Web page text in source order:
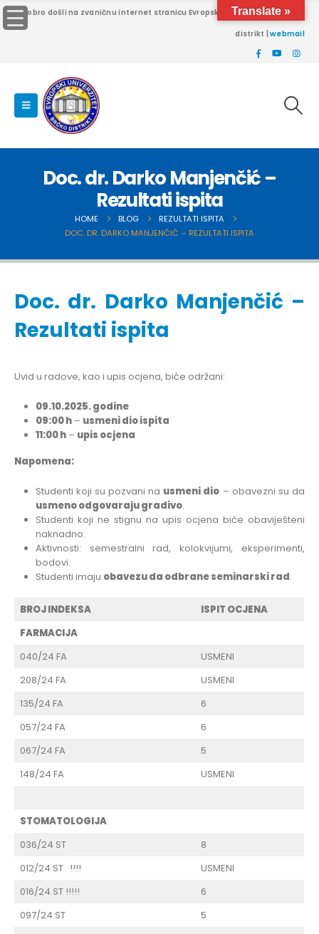
Dobro došli na zvaničnu internet stranicu Evropskog univerziteta Brčko
distrikt |webmail
Doc. dr. Darko Manjenčić –
Rezultati ispita
HOME BLOG
REZULTATI ISPITA
DOC. DR. DARKO MANJENČIĆ – REZULTATI ISPITA
Doc. dr. Darko Manjenčić –
Rezultati ispita
Uvid u radove, kao i upis ocjena, biće održani:
09.10.2025. godine
09:00 h– usmeni dio ispita
11:00 h– upis ocjena
Napomena:
Studenti koji su pozvani na usmeni dio – obavezni su da
usmeno odgovaraju gradivo.
Studenti koji ne stignu na upis ocjena biće obaviješteni
naknadno.
Aktivnosti: semestralni rad, kolokvijumi, eksperimenti,
bodovi.
Studenti imaju obavezu da odbrane seminarski rad.
BROJ INDEKSA
ISPIT OCJENA
FARMACIJA
040/24 FA
USMENI
208/24 FA
USMENI
135/24 FA
6
057/24 FA
6
067/24 FA
5
148/24 FA
USMENI
STOMATOLOGIJA
036/24 ST
8
012/24 ST !!!!
USMENI
016/24 ST !!!!!
6
097/24 ST
5
Translate »